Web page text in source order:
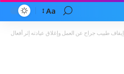
Font
Resizer
Aa
إيقاف طبيب جراح عن العمل وإغلاق عيادته إثر أفعال